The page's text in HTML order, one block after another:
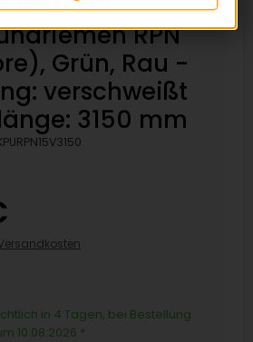
RPN
Grün, Rau -
verschweißt
3150 mm
in 4 Tagen, bei Bestellung
10.08.2026 *